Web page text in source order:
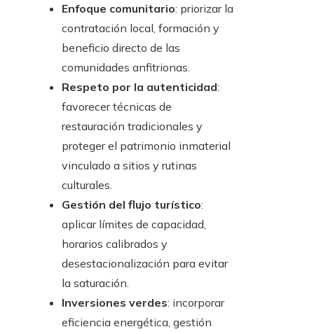
Enfoque comunitario: priorizar la
contratación local, formación y
beneficio directo de las
comunidades anfitrionas.
Respeto por la autenticidad:
favorecer técnicas de
restauración tradicionales y
proteger el patrimonio inmaterial
vinculado a sitios y rutinas
culturales.
Gestión del flujo turístico:
aplicar límites de capacidad,
horarios calibrados y
desestacionalización para evitar
la saturación.
Inversiones verdes: incorporar
eficiencia energética, gestión